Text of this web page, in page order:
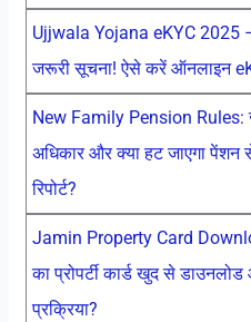
Ujjwala Yojana eKYC 2025 –
जरूरी सूचना! ऐसे करें ऑनलाइन
New Family Pension Rules:
अधिकार और क्या हट जाएगा पेंशन
रिपोर्ट?
Jamin Property Card
का प्रोपर्टी कार्ड खुद से
प्रक्रिया?